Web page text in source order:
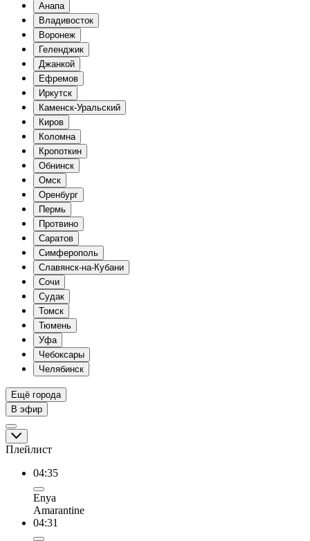
Анапа
Владивосток
Воронеж
Геленджик
Джанкой
Ефремов
Иркутск
Каменск-Уральский
Киров
Коломна
Кропоткин
Обнинск
Омск
Оренбург
Пермь
Протвино
Саратов
Симферополь
Славянск-на-Кубани
Сочи
Судак
Томск
Тюмень
Уфа
Чебоксары
Челябинск
Ещё города
В эфир
Плейлист
04:35
Enya
Amarantine
04:31